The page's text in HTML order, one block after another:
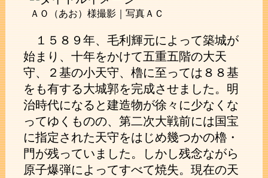
ＡＯ（あお）様撮影｜写真ＡＣ
１５８９年、毛利輝元によって築城が
始まり、十年をかけて五重五階の大天
守、２基の小天守、櫓に至っては８８基
をも有する大城郭を完成させました。明
治時代になると建造物が徐々に少なくな
ってゆくものの、第二次大戦前には国宝
に指定された天守をはじめ幾つかの櫓・
門が残っていました。しかし残念ながら
原子爆弾によってすべて焼失。現在の天